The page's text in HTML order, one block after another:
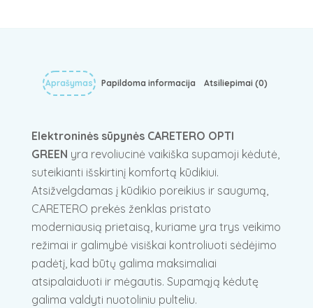
Aprašymas Papildoma informacija Atsiliepimai (0)
Elektroninės sūpynės CARETERO OPTI
GREEN yra revoliucinė vaikiška supamoji kėdutė,
suteikianti išskirtinį komfortą kūdikiui.
Atsižvelgdamas į kūdikio poreikius ir saugumą,
CARETERO prekės ženklas pristato
moderniausią prietaisą, kuriame yra trys veikimo
režimai ir galimybė visiškai kontroliuoti sėdėjimo
padėtį, kad būtų galima maksimaliai
atsipalaiduoti ir mėgautis. Supamąją kėdutę
galima valdyti nuotoliniu pulteliu.